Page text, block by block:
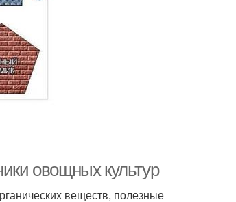
овощных культур
веществ, полезные